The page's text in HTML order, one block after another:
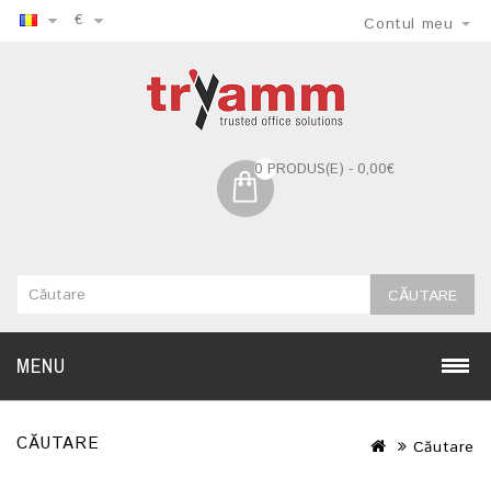
€ Contul meu
0 PRODUS(E) - 0,00€
CĂUTARE
MENU
CĂUTARE Căutare